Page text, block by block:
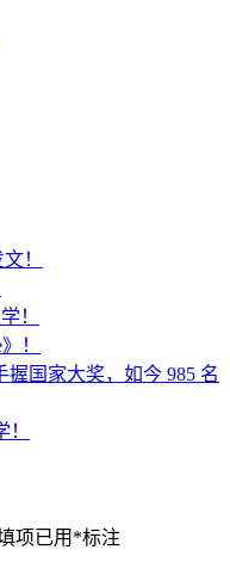
！
！
！
握国家大奖，如今 985 名
项已用 *标注